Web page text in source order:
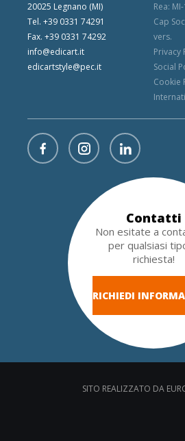
20025 Legnano (MI)
Tel. +39 0331 74291
Fax. +39 0331 74292
info@edicart.it
edicartstyle@pec.it
Rea:
Cap
vers.
Privacy
Social
Cookie
Contatti
Non esitate a
per qualsiasi
richiesta!
RICHIEDI
SITO REALIZZATO DA